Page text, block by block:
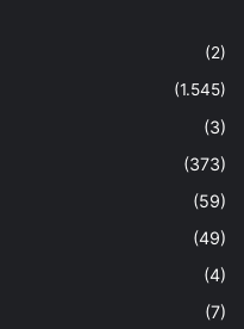
(2)
(1.545)
(3)
(373)
(59)
(49)
(4)
(7)